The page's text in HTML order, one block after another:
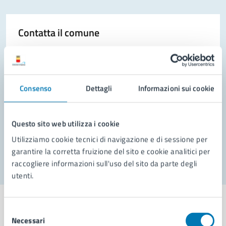
Consenso Dettagli Informazioni sui cookie
Questo sito web utilizza i cookie
Utilizziamo cookie tecnici di navigazione e di sessione per
garantire la corretta fruizione del sito e cookie analitici per
raccogliere informazioni sull'uso del sito da parte degli
utenti.
delNecessari
Contatta il comune
Prenota appuntamento
Problemi in città
Segnala disservizio